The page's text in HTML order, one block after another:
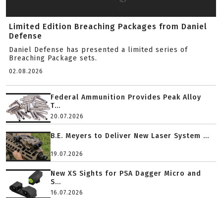
Limited Edition Breaching Packages from Daniel
Defense
Daniel Defense has presented a limited series of
Breaching Package sets.
02.08.2026
Federal Ammunition Provides Peak Alloy
T...
20.07.2026
B.E. Meyers to Deliver New Laser System ...
19.07.2026
New XS Sights for PSA Dagger Micro and
S...
16.07.2026